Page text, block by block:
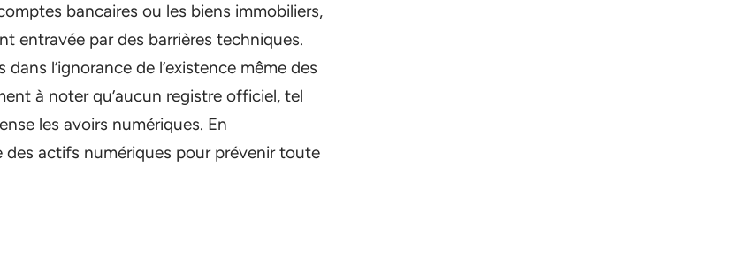
bancaires ou les biens immobiliers,
entravée par des barrières techniques.
l’ignorance de l’existence même des
à noter qu’aucun registre officiel, tel
les avoirs numériques. En
des actifs numériques pour prévenir toute